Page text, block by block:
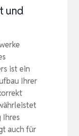
und
ist ein
Ihrer
auch für